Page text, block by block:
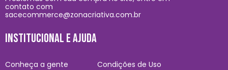
contato com
sacecommerce@zonacriativa.com.br
INSTITUCIONAL E AJUDA
Conheça a gente Condições de Uso